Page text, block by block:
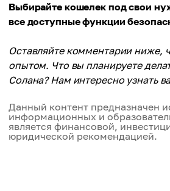
Выбирайте кошелек под свои
все доступные функции
Оставляйте комментарии ниже,
опытом. Что вы планируете
Солана? Нам интересно узнать
Данный контент предназначен
информационных и
является финансовой,
юридической рекомендацией.